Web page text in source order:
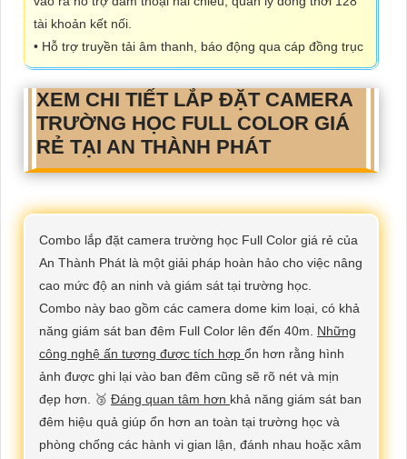
tài khoản kết nối.
• Hỗ trợ truyền tải âm thanh, báo động qua cáp đồng trục
XEM CHI TIẾT LẮP ĐẶT CAMERA
TRƯỜNG HỌC FULL COLOR GIÁ
RẺ TẠI AN THÀNH PHÁT
Combo lắp đặt camera trường học Full Color giá rẻ của
An Thành Phát là một giải pháp hoàn hảo cho việc nâng
cao mức độ an ninh và giám sát tại trường học.
Combo này bao gồm các camera dome kim loại, có khả
năng giám sát ban đêm Full Color lên đến 40m. Những
công nghệ ấn tượng được tích hợp ổn hơn rằng hình
ảnh được ghi lại vào ban đêm cũng sẽ rõ nét và mịn
đẹp hơn. 🥉 Đáng quan tâm hơn khả năng giám sát ban
đêm hiệu quả giúp ổn hơn an toàn tại trường học và
phòng chống các hành vi gian lận, đánh nhau hoặc xâm